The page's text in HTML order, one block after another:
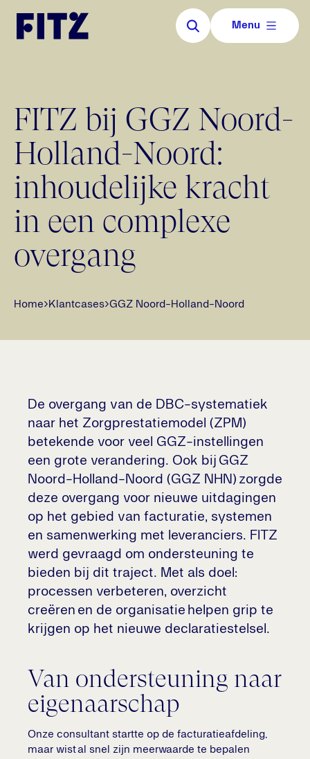
Ga naar de inhoud van de pagina
Sluiten
Menu
FITZ bij GGZ Noord-
Holland-Noord:
inhoudelijke kracht
in een complexe
overgang
Home›Klantcases›GGZ Noord-Holland-Noord
De overgang van de DBC-systematiek
naar het Zorgprestatiemodel (ZPM)
betekende voor veel GGZ-instellingen
een grote verandering. Ook bij GGZ
Noord-Holland-Noord (GGZ NHN) zorgde
deze overgang voor nieuwe uitdagingen
op het gebied van facturatie, systemen
en samenwerking met leveranciers. FITZ
werd gevraagd om ondersteuning te
bieden bij dit traject. Met als doel:
processen verbeteren, overzicht
creëren en de organisatie helpen grip te
krijgen op het nieuwe declaratiestelsel.
Van ondersteuning naar
eigenaarschap
Onze consultant startte op de facturatieafdeling,
maar wist al snel zijn meerwaarde te bepalen